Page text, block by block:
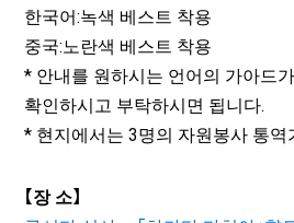
한국어:녹색 베스트 착용
중국:노란색 베스트 착용
* 안내를 원하시는 언어의 가아드
확인하시고 부탁하시면 됩니다.
* 현지에서는 3명의 자원봉사 통역
【장 소】